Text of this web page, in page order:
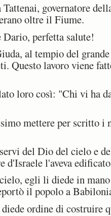
governatore
oltre il Fiume.
perfetta salute!
al tempio del
Questo lavoro viene
loro così: "Chi vi ha
mettere per scritto
del Dio del cielo e
l'aveva
egli li diede in
il popolo a
ordine di costruire